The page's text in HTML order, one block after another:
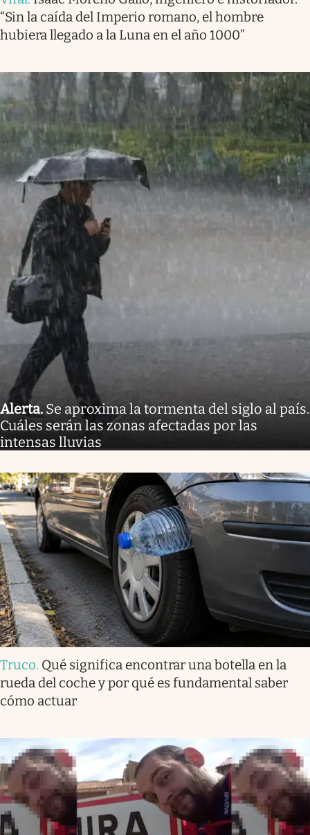
“Sin la caída del Imperio romano, el hombre
hubiera llegado a la Luna en el año 1000”
Alerta. Se aproxima la tormenta del siglo al país.
Cuáles serán las zonas afectadas por las
intensas lluvias
Truco. Qué significa encontrar una botella en la
rueda del coche y por qué es fundamental saber
cómo actuar